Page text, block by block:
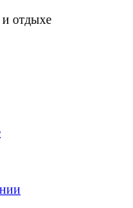
и отдыхе